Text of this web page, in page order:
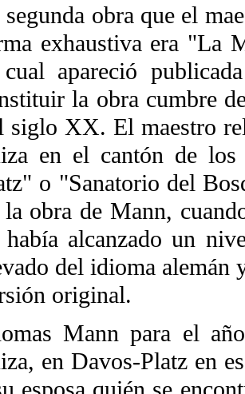
obra que el
exhaustiva era "La
apareció
la obra cumbre
siglo XX. El maestro
en el cantón de
o "Sanatorio del
la obra de Mann,
alcanzado un
del idioma alemán
original.
Mann para el
en Davos-Platz en